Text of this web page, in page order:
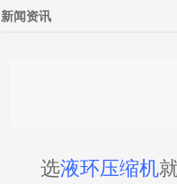
新闻资讯
选液环压缩机